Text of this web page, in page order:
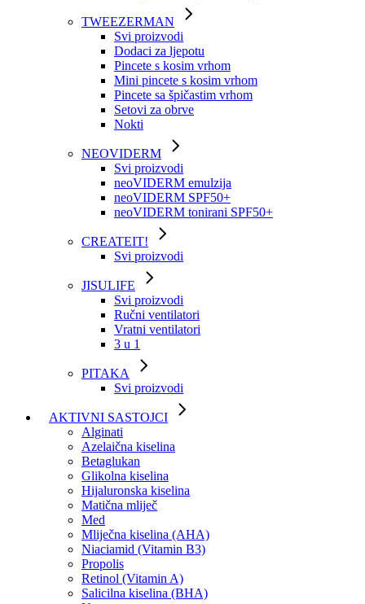
TWEEZERMAN
Svi proizvodi
Dodaci za ljepotu
Pincete s kosim vrhom
Mini pincete s kosim vrhom
Pincete sa špičastim vrhom
Setovi za obrve
Nokti
NEOVIDERM
Svi proizvodi
neoVIDERM emulzija
neoVIDERM SPF50+
neoVIDERM tonirani SPF50+
CREATEIT!
Svi proizvodi
JISULIFE
Svi proizvodi
Ručni ventilatori
Vratni ventilatori
3 u 1
PITAKA
Svi proizvodi
AKTIVNI SASTOJCI
Alginati
Azelaična kiselina
Betaglukan
Glikolna kiselina
Hijaluronska kiselina
Matična mliječ
Med
Mliječna kiselina (AHA)
Niaciamid (Vitamin B3)
Propolis
Retinol (Vitamin A)
Salicilna kiselina (BHA)